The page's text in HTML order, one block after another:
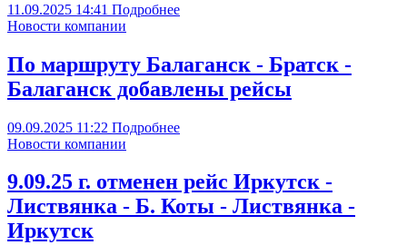
11.09.2025 14:41 Подробнее
Новости компании
По маршруту Балаганск - Братск -
Балаганск добавлены рейсы
09.09.2025 11:22 Подробнее
Новости компании
9.09.25 г. отменен рейс Иркутск -
Листвянка - Б. Коты - Листвянка -
Иркутск